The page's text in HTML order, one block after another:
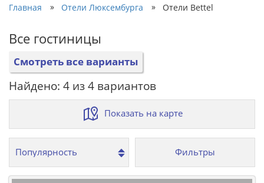
Главная » Отели Люксембурга » Отели Bettel
Все гостиницы
Смотреть все варианты
Найдено: 4 из 4 вариантов
Показать на карте
Фильтры